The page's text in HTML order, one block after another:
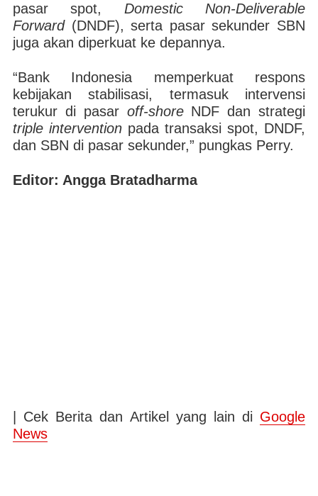
pasar spot, Domestic Non-Deliverable
Forward(DNDF), serta pasar sekunder SBN
juga akan diperkuat ke depannya.
“Bank Indonesia memperkuat respons
kebijakan stabilisasi, termasuk intervensi
terukur di pasar off-shoreNDF dan strategi
triple interventionpada transaksi spot, DNDF,
dan SBN di pasar sekunder,” pungkas Perry.
Editor: Angga Bratadharma
| Cek Berita dan Artikel yang lain di Google
News